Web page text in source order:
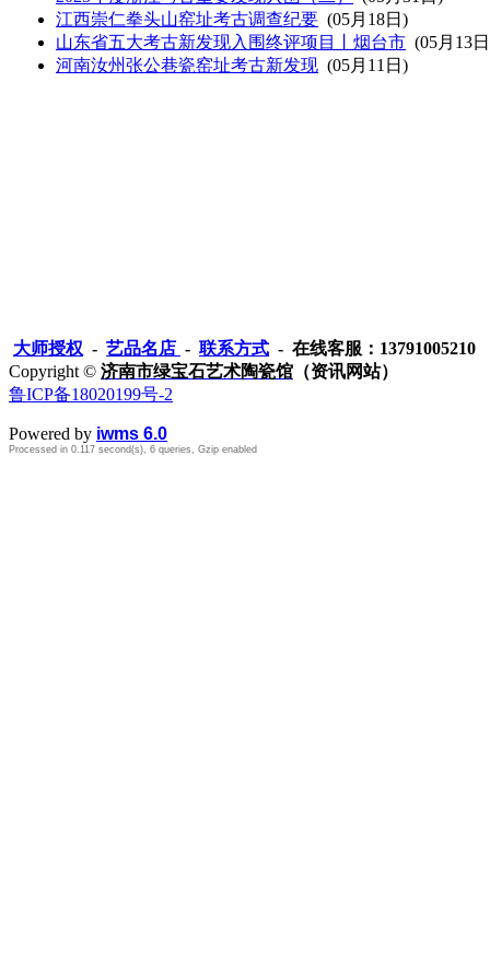
江西崇仁拳头山窑址考古调查纪要 (05月18日)
山东省五大考古新发现入围终评项目丨烟台市 (05月13
河南汝州张公巷瓷窑址考古新发现 (05月11日)
大师授权 - 艺品名店 - 联系方式 - 在线客服：13791005210
Copyright © 济南市绿宝石艺术陶瓷馆 （资讯网站）
鲁ICP备18020199号-2
Powered by iwms 6.0
Processed in 0.117 second(s), 6 queries, Gzip enabled